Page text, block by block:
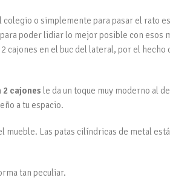
o simplemente para pasar el rato
poder lidiar lo mejor posible con esos
cajones en el buc del lateral, por el hecho
2 cajones le da un toque muy moderno al
a tu espacio.
Las patas cilíndricas de metal
tan peculiar.